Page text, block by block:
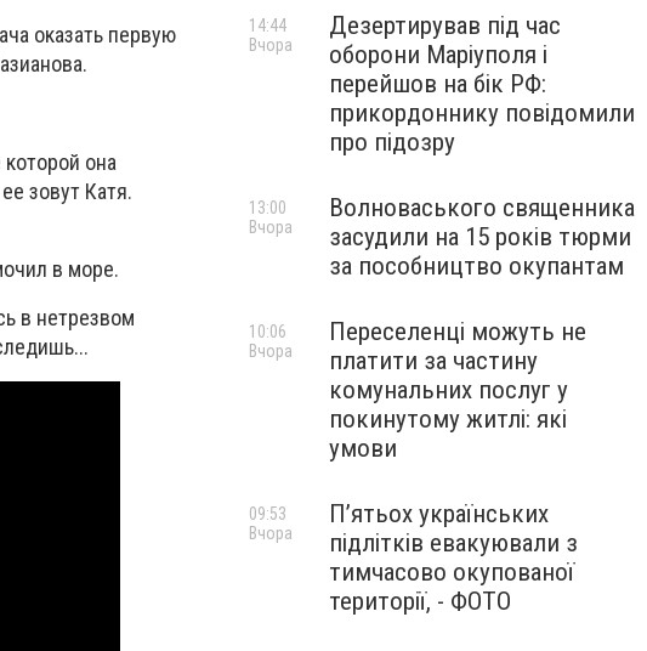
оказать первую
она
зовут Катя.
в море.
в нетрезвом
Дезертирував під час
оборони Маріуполя і
перейшов на бік РФ:
прикордоннику повідомили
про підозру
14:44
Вчора
Волноваського священника
засудили на 15 років тюрми
за пособництво окупантам
13:00
Вчора
Переселенці можуть не
платити за частину
комунальних послуг у
покинутому житлі: які
умови
10:06
Вчора
П’ятьох українських
підлітків евакуювали з
тимчасово окупованої
території, - ФОТО
09:53
Вчора